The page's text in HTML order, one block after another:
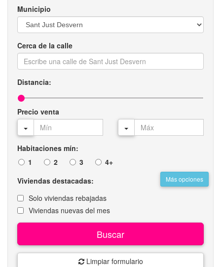
Municipio
Cerca de la calle
Distancia:
Precio venta
Habitaciones mín:
1
2 3 4+
Más opciones
Viviendas destacadas:
Solo viviendas rebajadas
Viviendas nuevas del mes
Buscar
Limpiar formulario